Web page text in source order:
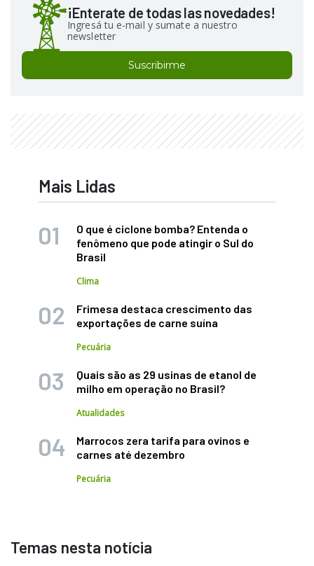
¡Enterate de todas las novedades!
Ingresá tu e-mail y sumate a nuestro
newsletter
Suscribirme
Mais Lidas
O que é ciclone bomba? Entenda o
fenômeno que pode atingir o Sul do
Brasil
Clima
Frimesa destaca crescimento das
exportações de carne suína
Pecuária
Quais são as 29 usinas de etanol de
milho em operação no Brasil?
Atualidades
Marrocos zera tarifa para ovinos e
carnes até dezembro
Pecuária
Temas nesta notícia